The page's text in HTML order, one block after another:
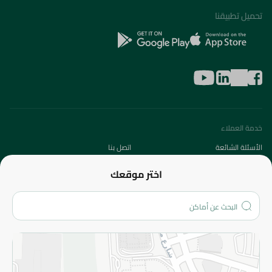
اختر موقعك
تحميل تطبيقنا
خدمة العملاء
الأسئلة الشائعة
اتصل بنا
من نحن؟
الفروع
المزيد
الاسترجاع
سياسة الاستخدام
سياسة الخصوصية